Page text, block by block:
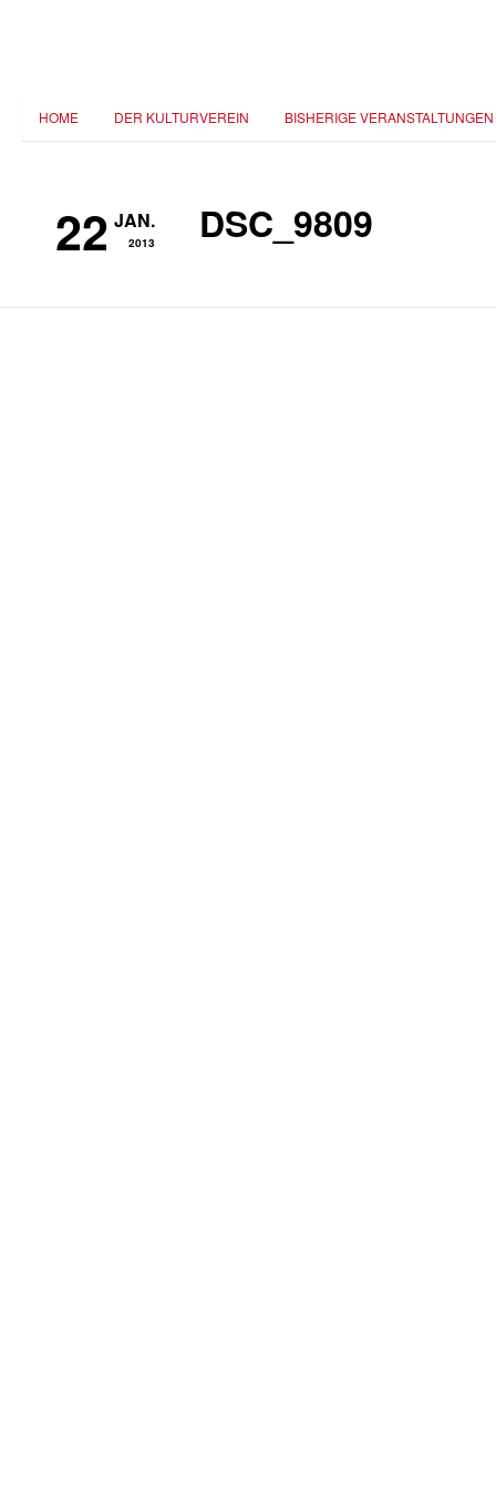
HOME DER KULTURVEREIN BISHERIGE VERANSTALTUNGEN
22 JAN.
2013 DSC_9809